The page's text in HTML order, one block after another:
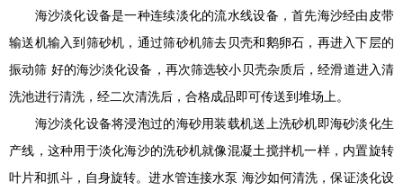
海沙淡化设备是一种连续淡化的流水线设备，首先海沙经由皮带
输送机输入到筛砂机，通过筛砂机筛去贝壳和鹅卵石，再进入下层的
振动筛 好的海沙淡化设备，再次筛选较小贝壳杂质后，经滑道进入清
洗池进行清洗，经二次清洗后，合格成品即可传送到堆场上。
海沙淡化设备将浸泡过的海砂用装载机送上洗砂机即海砂淡化生
产线，这种用于淡化海沙的洗砂机就像混凝土搅拌机一样，内置旋转
叶片和抓斗，自身旋转。进水管连接水泵 海沙如何清洗，保证淡化设